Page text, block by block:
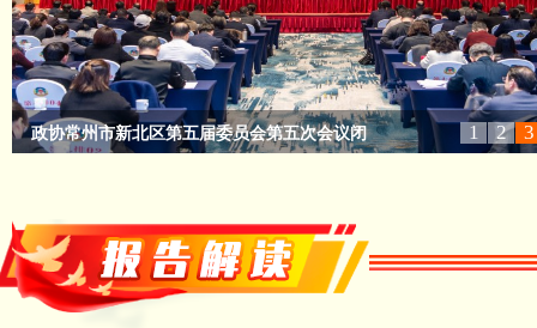
null
null
政协常州市新北区第五届委员会第五次会议闭
null
null
null
1 2 3